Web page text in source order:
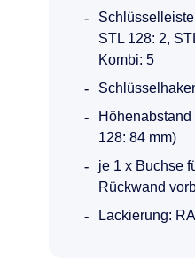
STL 128: 2,
Kombi: 5
128: 84 mm)
je 1 x Buchse
Rückwand
Lackierung: